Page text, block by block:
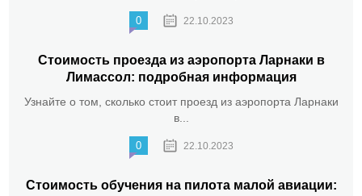
0 22.10.2023
Стоимость проезда из аэропорта Ларнаки в
Лимассол: подробная информация
Узнайте о том, сколько стоит проезд из аэропорта Ларнаки
в...
0 22.10.2023
Стоимость обучения на пилота малой авиации: